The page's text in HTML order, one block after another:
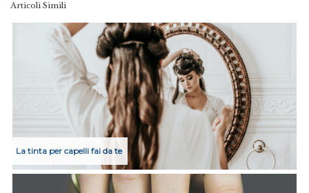
Articoli Simili
La tinta per capelli fai da te